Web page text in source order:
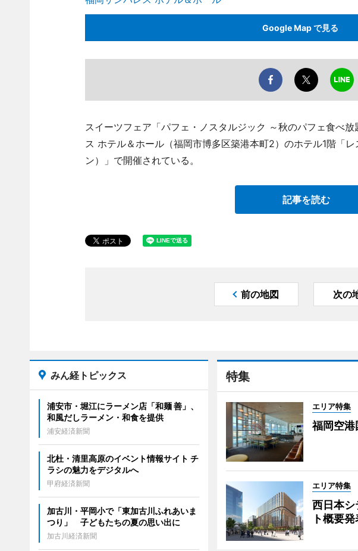
Google Map で見る
スイーツフェア「パフェ・ノスタルジック ～秋のパフェ食べ
ス ホテル＆ホール（福岡市博多区築港本町2）のホテル1階「
ン）」で開催されている。
記事を読む
前の地図 次の
特集
エリア特集
福岡空港
エリア特集
西日本シ
ト概要
みん経トピックス
浦安市・堀江にラーメン店「和麺 善」、
和風だしラーメン・和食を提供
浦安経済新聞
北杜・清里高原のイベント情報サイト チ
ラシの魅力をデジタルへ
甲府経済新聞
加古川・平岡小で「東加古川ふれあいま
つり」 子どもたちの夏の思い出に
加古川経済新聞